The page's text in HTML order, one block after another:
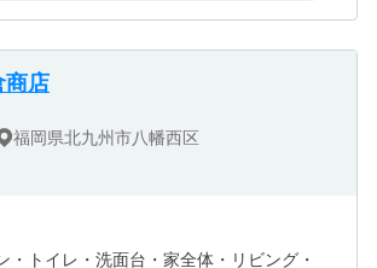
商店
福岡県北九州市八幡西区
・ トイレ・ 洗面台・ 家全体・ リビング・